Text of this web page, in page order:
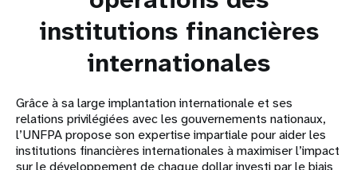
institutions financières
internationales
Grâce à sa large implantation internationale et ses
relations privilégiées avec les gouvernements nationaux,
l’UNFPA propose son expertise impartiale pour aider les
institutions financières internationales à maximiser l’impact
sur le développement de chaque dollar investi par le biais